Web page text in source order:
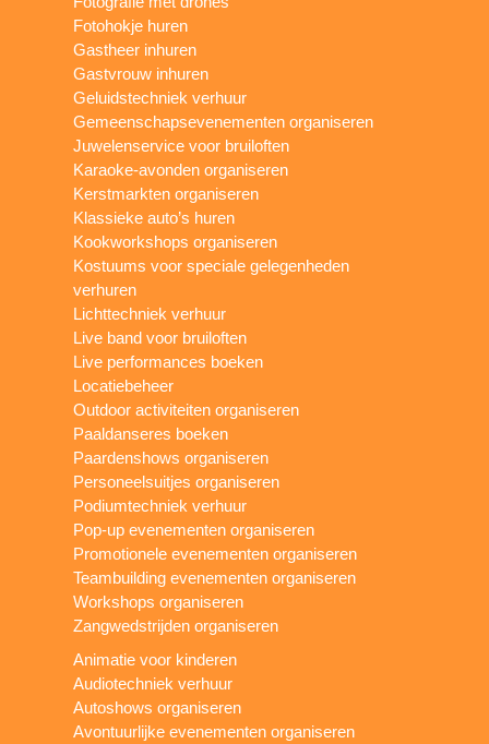
Fotohokje huren
Gastheer inhuren
Gastvrouw inhuren
Geluidstechniek verhuur
Gemeenschapsevenementen organiseren
Juwelenservice voor bruiloften
Karaoke-avonden organiseren
Kerstmarkten organiseren
Klassieke auto’s huren
Kookworkshops organiseren
Kostuums voor speciale gelegenheden
verhuren
Lichttechniek verhuur
Live band voor bruiloften
Live performances boeken
Locatiebeheer
Outdoor activiteiten organiseren
Paaldanseres boeken
Paardenshows organiseren
Personeelsuitjes organiseren
Podiumtechniek verhuur
Pop-up evenementen organiseren
Promotionele evenementen organiseren
Teambuilding evenementen organiseren
Workshops organiseren
Zangwedstrijden organiseren
Animatie voor kinderen
Audiotechniek verhuur
Autoshows organiseren
Avontuurlijke evenementen organiseren